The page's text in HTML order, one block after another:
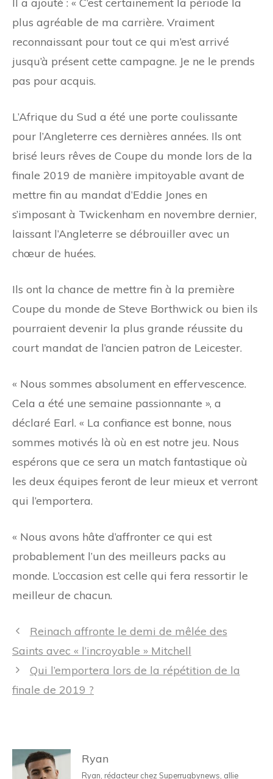
plus agréable de ma carrière. Vraiment
reconnaissant pour tout ce qui m’est arrivé
jusqu’à présent cette campagne. Je ne le prends
pas pour acquis.
L’Afrique du Sud a été une porte coulissante
pour l’Angleterre ces dernières années. Ils ont
brisé leurs rêves de Coupe du monde lors de la
finale 2019 de manière impitoyable avant de
mettre fin au mandat d’Eddie Jones en
s’imposant à Twickenham en novembre dernier,
laissant l’Angleterre se débrouiller avec un
chœur de huées.
Ils ont la chance de mettre fin à la première
Coupe du monde de Steve Borthwick ou bien ils
pourraient devenir la plus grande réussite du
court mandat de l’ancien patron de Leicester.
« Nous sommes absolument en effervescence.
Cela a été une semaine passionnante », a
déclaré Earl. « La confiance est bonne, nous
sommes motivés là où en est notre jeu. Nous
espérons que ce sera un match fantastique où
les deux équipes feront de leur mieux et verront
qui l’emportera.
« Nous avons hâte d’affronter ce qui est
probablement l’un des meilleurs packs au
monde. L’occasion est celle qui fera ressortir le
meilleur de chacun.
Navigation
des
Reinach affronte le demi de mêlée des
Saints avec « l’incroyable » Mitchell
Qui l’emportera lors de la répétition de la
finale de 2019 ?
Ryan
Ryan, rédacteur chez Superrugbynews, allie